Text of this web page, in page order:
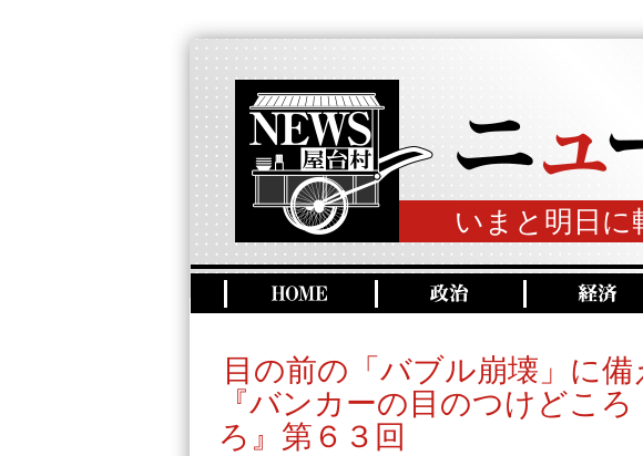
いまと明日に
目の前の「バブル崩壊」に備
『バンカーの目のつけどこ
ろ』第６３回